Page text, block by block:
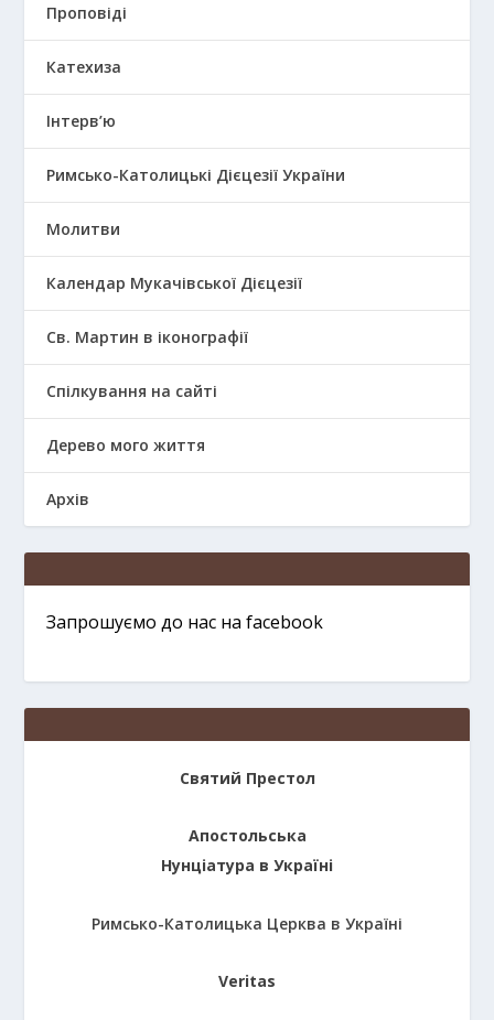
Проповіді
Катехиза
Інтерв’ю
Римсько-Католицькі Дієцезії України
Молитви
Календар Мукачівської Дієцезії
Св. Мартин в іконографії
Спілкування на сайті
Дерево мого життя
Архів
Запрошуємо до нас на facebook
Святий Престол
Апостольська
Нунціатура в Україні
Римсько-Католицька Церква в Україні
Veritas